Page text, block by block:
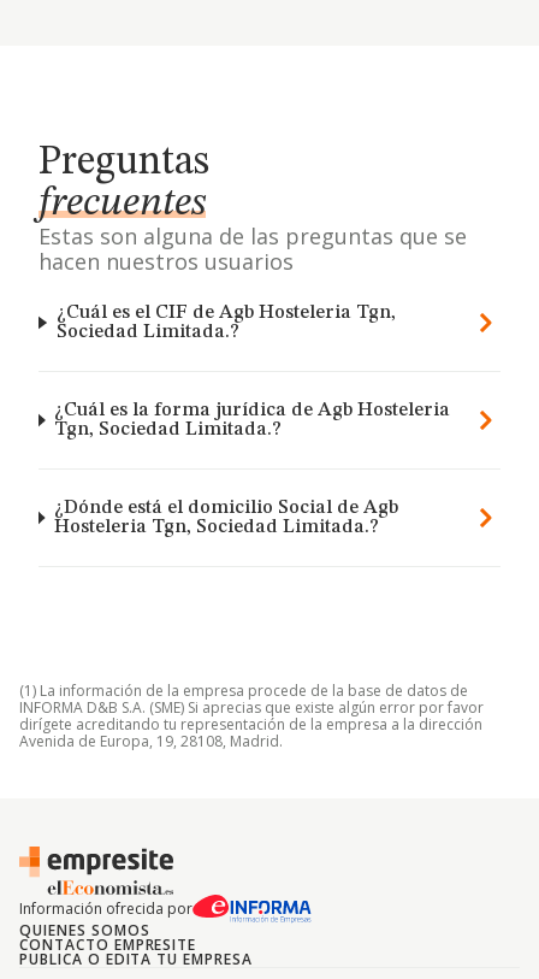
Preguntas
frecuentes
Estas son alguna de las preguntas que se
hacen nuestros usuarios
¿Cuál es el CIF de Agb Hosteleria Tgn,
Sociedad Limitada.?
¿Cuál es la forma jurídica de Agb Hosteleria
Tgn, Sociedad Limitada.?
¿Dónde está el domicilio Social de Agb
Hosteleria Tgn, Sociedad Limitada.?
(1) La información de la empresa procede de la base de datos de
INFORMA D&B S.A. (SME) Si aprecias que existe algún error por favor
dirígete acreditando tu representación de la empresa a la dirección
Avenida de Europa, 19, 28108, Madrid.
Información ofrecida por
QUIENES SOMOS
CONTACTO EMPRESITE
PUBLICA O EDITA TU EMPRESA